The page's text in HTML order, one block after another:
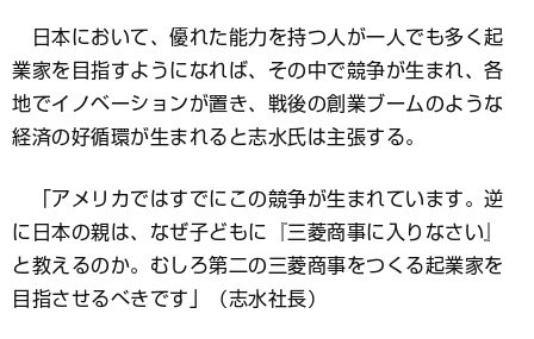
日本において、優れた能力を持つ人が一人でも多く起
業家を目指すようになれば、その中で競争が生まれ、各
地でイノベーションが置き、戦後の創業ブームのような
経済の好循環が生まれると志水氏は主張する。
「アメリカではすでにこの競争が生まれています。逆
に日本の親は、なぜ子どもに『三菱商事に入りなさい』
と教えるのか。むしろ第二の三菱商事をつくる起業家を
目指させるべきです」（志水社長）